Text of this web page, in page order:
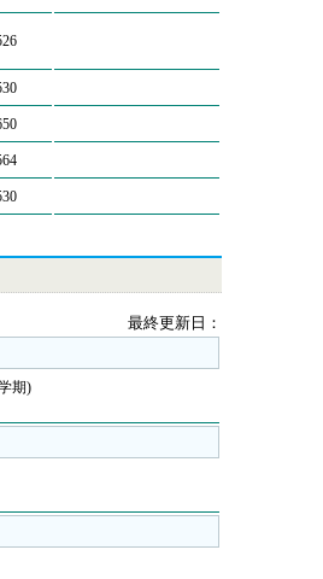
最終更新日：
期)